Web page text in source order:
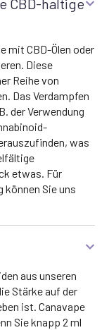
CBD-haltige
mit CBD-Ölen oder
Diese
Reihe von
Das Verdampfen
der Verwendung
was
etwas. Für
Sie uns
aus unseren
Stärke auf der
ist. Canavape
Sie knapp 2 ml